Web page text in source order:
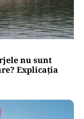
nu sunt
Explicația